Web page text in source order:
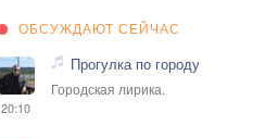
ОБСУЖДАЮТ СЕЙЧАС
20:10
Прогулка по городу
Городская лирика.